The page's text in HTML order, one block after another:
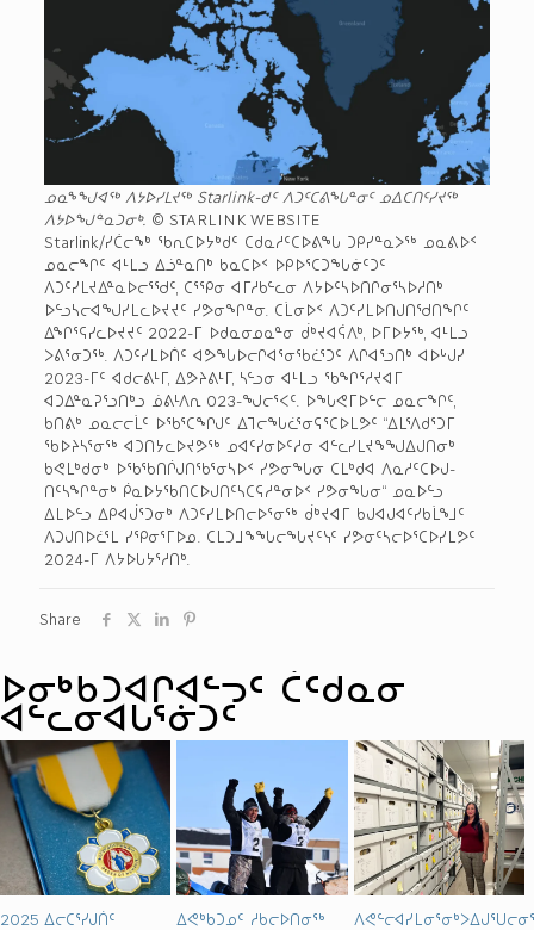
ᓄᓇᖕᖑᐊᖅ ᐱᔭᐅᓯᒪᔪᖅ Starlink-ᑯᑦ ᐱᑐᑦᑕᕕᖓᓐᓂᑦ ᓄᐃᑕᑎᑦᓯᔪᖅ
ᐱᔭᐅᖑᓐᓇᑐᓂᒃ. © STARLINK WEBSITE
Starlink/ᓯᑖᓕᖕᒃ ᖃᕆᑕᐅᔭᒃᑯᑦ ᑕᑯᓇᓱᑦᑕᐅᕕᖓ ᑐᑭᓯᓐᓇᐳᖅ ᓄᓇᕕᐅᑉ
ᓄᓇᓕᖏᑦ ᐊᒻᒪᓗ ᐃᓘᓐᓇᑎᒃ ᑲᓇᑕᐅᑉ ᐅᑭᐅᕐᑕᑐᖓᓃᑦᑐᑦ
ᐱᑐᑦᓯᒪᔪᐃᓐᓇᐅᓕᕐᖁᑦ, ᑕᕐᕿᓂ ᐊᒥᓱᑲᓪᓚᓂ ᐱᔭᐅᑦᓴᐅᑎᒋᓂᕐᓴᐅᓱᑎᒃ
ᐅᓪᓗᓴᓕᐊᖑᓯᒪᓚᐅᔪᔪᑦ ᓯᕗᓂᖏᓐᓂ. ᑕᒫᓂᐅᑉ ᐱᑐᑦᓯᒪᐅᑎᒍᑎᖁᑎᖏᑦ
ᐃᖏᕐᕋᓯᓚᐅᔪᔪᑦ 2022-ᒥ ᐅᑯᓇᓂᓄᓇᓐᓂ ᑰᒃᔪᐊᕌᐱᒃ, ᐅᒥᐅᔭᖅ, ᐊᒻᒪᓗ
ᐳᕕᕐᓂᑐᖅ. ᐱᑐᑦᓯᒪᐅᑏᑦ ᐊᕗᖓᐅᓕᒋᐊᕐᓂᖃᓛᕐᑐᑦ ᐱᒋᐊᕐᓗᑎᒃ ᐊᐅᒡᒍᓯ
2023-ᒥᑦ ᐊᑯᓕᕕᒻᒥ, ᐃᕗᔨᕕᒻᒥ, ᓴᓪᓗᓂ ᐊᒻᒪᓗ ᖃᖏᕐᓱᔪᐊᒥ
ᐊᑐᐃᓐᓇᕈᕐᓗᑎᒃᓗ ᓅᕕᒻᐱᕆ 023-ᖑᓕᕐᐸᑦ. ᐅᖓᕙᒥᐅᓪᓕ ᓄᓇᓕᖏᑦ,
ᑲᑎᕕᒃ ᓄᓇᓕᓕᒫᑦ ᐅᖃᕐᑕᖏᒍᑦ ᐃᒣᓕᖓᓛᕐᓂᕋᕐᑕᐅᒪᕗᑦ “ᐃᒪᕐᐱᑯᕐᑐᒥ
ᖃᐅᔨᓴᕐᓂᖅ ᐊᑐᑎᔭᓚᐅᔪᕗᖅ ᓄᐊᑦᓯᓂᐅᑦᓱᓂ ᐊᓪᓚᓯᒪᔪᖕᖑᐃᒍᑎᓂᒃ
ᑲᕙᒪᒃᑯᓂᒃ ᐅᖃᖃᑎᒌᒍᑎᖃᕐᓂᓴᐅᑉ ᓯᕗᓂᖓᓂ ᑕᒪᒃᑯᐊ ᐱᓇᓱᑦᑕᐅᒍ-
ᑎᑦᓴᖏᓐᓂᒃ ᑮᓇᐅᔭᖃᑎᑕᐅᒍᑎᑦᓴᑕᕋᓱᓐᓂᐅᑉ ᓯᕗᓂᖓᓂ“ ᓄᓇᐅᓪᓗ
ᐃᒪᐅᓪᓗ ᐃᑭᐊᒎᕐᑐᓂᒃ ᐱᑐᑦᓯᒪᐅᑎᓕᐅᕐᓂᖅ ᑰᒃᔪᐊᒥ ᑲᒍᐊᒍᐊᑦᓯᑲᒫᖕᒧᑦ
ᐱᑐᒍᑎᐅᓛᕐᒪ ᓯᕿᓂᕐᒥᐅᓄ. ᑕᒪᑐᒧᖕᖓᓕᖓᔪᑦᓭᑦ ᓯᕗᓂᑦᓴᓕᐅᕐᑕᐅᓯᒪᕗᑦ
2024-ᒥ ᐱᔭᐅᒐᔭᕐᓱᑎᒃ.
Share
ᐅᓂᒃᑳᑐᐊᒋᐊᓪᓓᑦ ᑖᑦᑯᓇᓂ
ᐊᓪᓚᓂᐊᒐᕐᓃᑐᑦ
2025 ᐃᓕᑕᕐᓯᒍᑏᑦ
ᐃᕙᒃᑲᑐᓄᑦ ᓱᑲᓕᐅᑎᓂᖅ